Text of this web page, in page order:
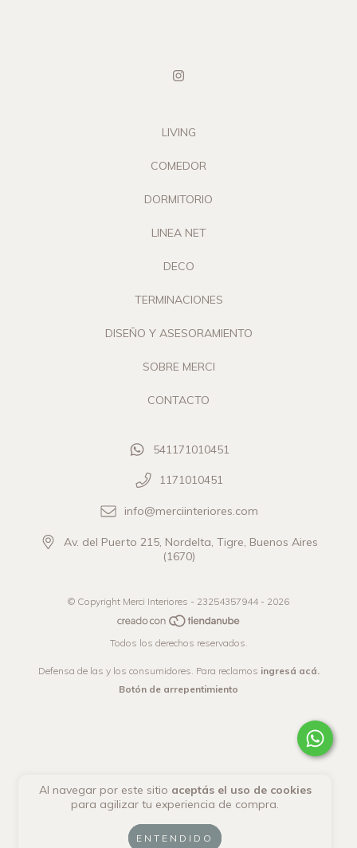
Al navegar por este sitio aceptás el uso de cookies
para agilizar tu experiencia de compra.
ENTENDIDO
LIVING
COMEDOR
DORMITORIO
LINEA NET
DECO
TERMINACIONES
DISEÑO Y ASESORAMIENTO
SOBRE MERCI
CONTACTO
541171010451
1171010451
info@merciinteriores.com
Av. del Puerto 215, Nordelta, Tigre, Buenos Aires
(1670)
© Copyright Merci Interiores - 23254357944 - 2026
Todos los derechos reservados.
Defensa de las y los consumidores. Para reclamos ingresá acá.
Botón de arrepentimiento